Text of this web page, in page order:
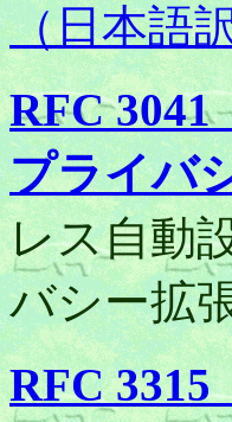
（日本語
RFC
プライバ
レス自動
バシー拡
RFC